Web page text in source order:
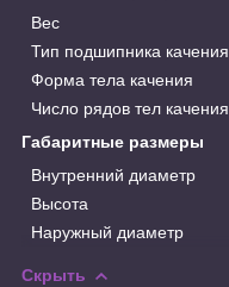
Вес
Тип подшипника качения
Форма тела качения
Число рядов тел качения
Габаритные размеры
Внутренний диаметр
Высота
Наружный диаметр
Скрыть